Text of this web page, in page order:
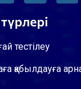
тестілеу
қабылдауға